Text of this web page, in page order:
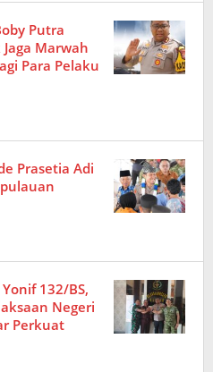
Putra
Marwah
Para Pelaku
Prasetia Adi
132/BS,
Negeri
Perkuat